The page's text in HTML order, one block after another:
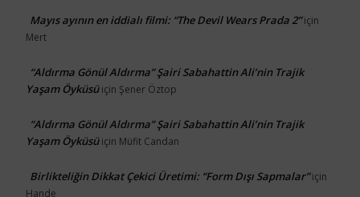
Mayıs ayının en iddialı filmi: “The Devil Wears Prada 2”için
Mert
“Aldırma Gönül Aldırma” Şairi Sabahattin Ali’nin Trajik
Yaşam Öyküsüiçin Şener Öztop
“Aldırma Gönül Aldırma” Şairi Sabahattin Ali’nin Trajik
Yaşam Öyküsüiçin Müfit Candan
Birlikteliğin Dikkat Çekici Üretimi: “Form Dışı Sapmalar”için
Hande